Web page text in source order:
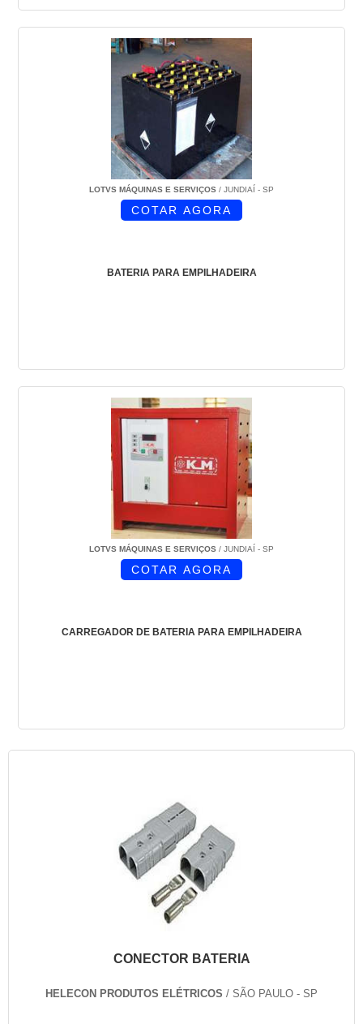
LOTVS MÁQUINAS E SERVIÇOS / JUNDIAÍ - SP
BATERIA PARA EMPILHADEIRA
COTAR AGORA
LOTVS MÁQUINAS E SERVIÇOS / JUNDIAÍ - SP
CARREGADOR DE BATERIA PARA EMPILHADEIRA
COTAR AGORA
CONECTOR BATERIA
HELECON PRODUTOS ELÉTRICOS / SÃO PAULO - SP